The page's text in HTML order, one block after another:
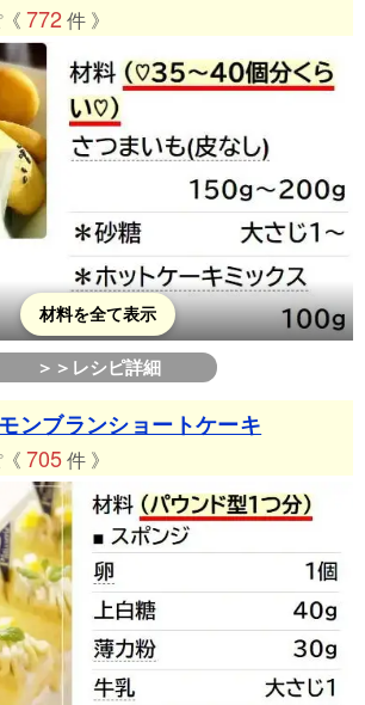
772 件 》
材料を全て表示
＞＞レシピ詳細
ンブランショートケーキ
705件 》